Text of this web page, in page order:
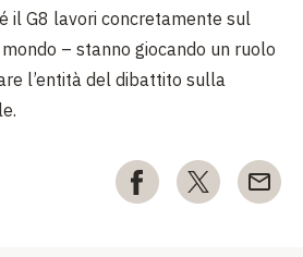
il G8 lavori concretamente sul
– stanno giocando un ruolo
l’entità del dibattito sulla